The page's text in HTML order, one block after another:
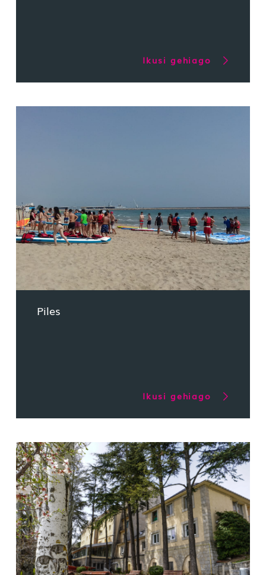
Ikusi gehiago
Piles
Ikusi gehiago